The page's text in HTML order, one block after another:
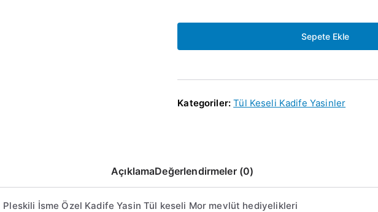
mevlüt
adet
Sepete Ekle
Kategoriler:Tül Keseli Kadife Yasinler
AçıklamaDeğerlendirmeler (0)
Pleskili İsme Özel Kadife Yasin Tül keseli Mor mevlüt hediyelikleri